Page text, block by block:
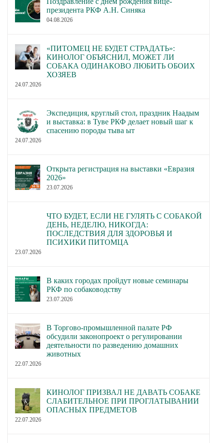
президента РКФ А.Н. Синяка
04.08.2026
«ПИТОМЕЦ НЕ БУДЕТ СТРАДАТЬ»:
КИНОЛОГ ОБЪЯСНИЛ, МОЖЕТ ЛИ
СОБАКА ОДИНАКОВО ЛЮБИТЬ ОБОИХ
ХОЗЯЕВ
24.07.2026
Экспедиция, круглый стол, праздник Наадым
и выставка: в Туве РКФ делает новый шаг к
спасению породы тыва ыт
24.07.2026
Открыта регистрация на выставки «Евразия
2026»
23.07.2026
ЧТО БУДЕТ, ЕСЛИ НЕ ГУЛЯТЬ С СОБАКОЙ
ДЕНЬ, НЕДЕЛЮ, НИКОГДА:
ПОСЛЕДСТВИЯ ДЛЯ ЗДОРОВЬЯ И
ПСИХИКИ ПИТОМЦА
23.07.2026
В каких городах пройдут новые семинары
РКФ по собаководству
23.07.2026
В Торгово-промышленной палате РФ
обсудили законопроект о регулировании
деятельности по разведению домашних
животных
22.07.2026
КИНОЛОГ ПРИЗВАЛ НЕ ДАВАТЬ СОБАКЕ
СЛАБИТЕЛЬНОЕ ПРИ ПРОГЛАТЫВАНИИ
ОПАСНЫХ ПРЕДМЕТОВ
22.07.2026